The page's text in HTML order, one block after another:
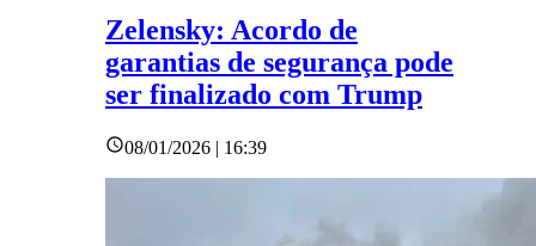
Zelensky: Acordo de
garantias de segurança pode
ser finalizado com Trump
08/01/2026 | 16:39